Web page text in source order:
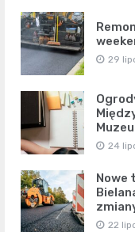
29
24
Nowe
22